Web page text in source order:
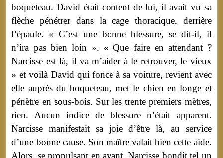
boqueteau. David était content de lui, il avait vu sa
flèche pénétrer dans la cage thoracique, derrière
l’épaule. « C’est une bonne blessure, se dit-il, il
n’ira pas bien loin ». « Que faire en attendant ?
Narcisse est là, il va m’aider à le retrouver, le vieux
» et voilà David qui fonce à sa voiture, revient avec
elle auprès du boqueteau, met le chien en longe et
pénètre en sous-bois. Sur les trente premiers mètres,
rien. Aucun indice de blessure n’était apparent.
Narcisse manifestait sa joie d’être là, au service
d’une bonne cause. Son maître valait bien cette aide.
Alors, se propulsant en avant, Narcisse bondit tel un